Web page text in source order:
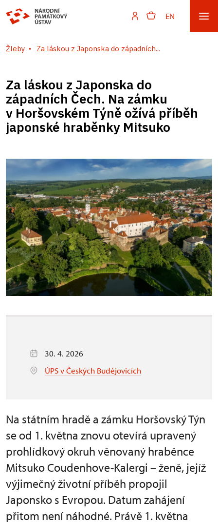
EN
Žleby Za láskou z Japonska do západních...
Za láskou z Japonska do
západních Čech. Na zámku
v Horšovském Týně ožívá příběh
japonské hraběnky Mitsuko
30. 4. 2026
ÚPS v Českých Budějovicích
Na státním hradě a zámku Horšovský Týn
se od 1. května znovu otevírá upravený
prohlídkový okruh věnovaný hraběnce
Mitsuko Coudenhove-Kalergi – ženě, jejíž
výjimečný životní příběh propojil
Japonsko s Evropou. Datum zahájení
přitom není náhodné. Právě 1. května